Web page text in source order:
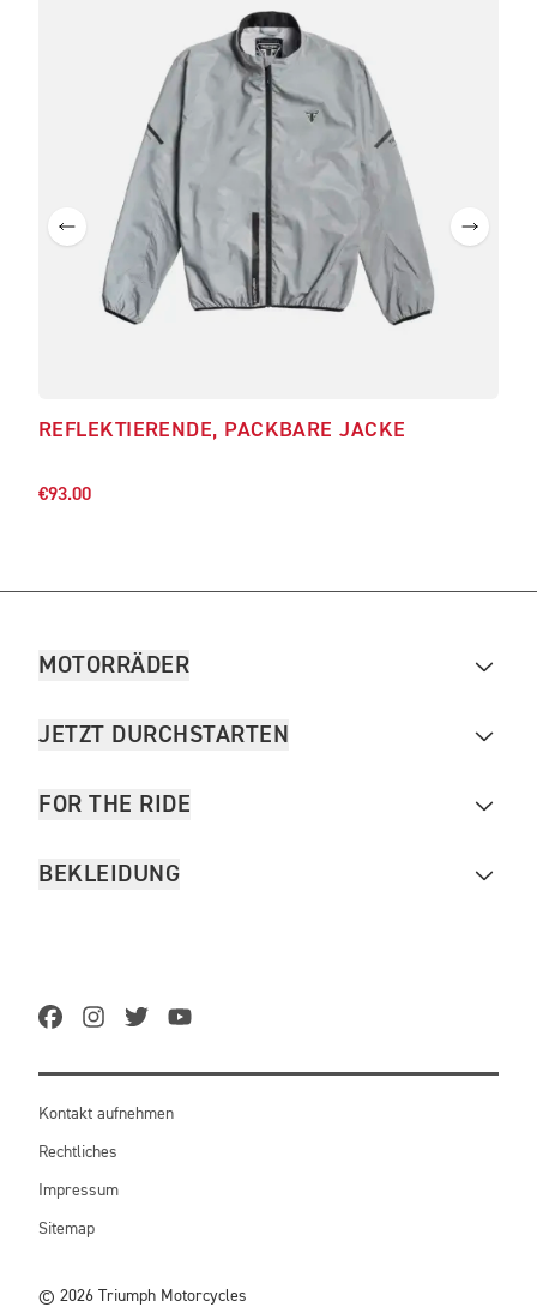
REFLEKTIERENDE, PACKBARE JACKE
€93.00
MOTORRÄDER
JETZT DURCHSTARTEN
FOR THE RIDE
BEKLEIDUNG
Kontakt aufnehmen
Rechtliches
Impressum
Sitemap
© 2026 Triumph Motorcycles